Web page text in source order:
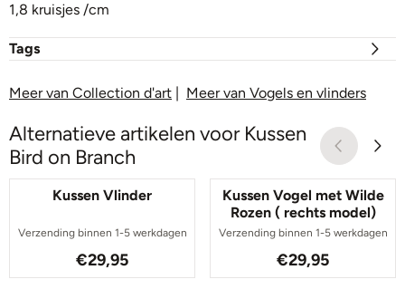
1,8 kruisjes /cm
Tags
Meer van Collection d'art Meer van Vogels en vlinders
Alternatieve artikelen voor Kussen
Bird on Branch
Kussen Vlinder
Verzending binnen 1-5 werkdagen
Prijs: 29,95
€29,95
Kussen Vogel met Wilde
Rozen ( rechts model)
Verzending binnen 1-5 werkdagen
Prijs: 29,95
€29,95